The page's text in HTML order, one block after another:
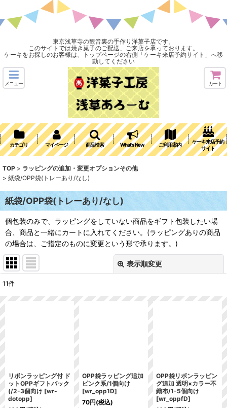
東京浅草寺の観音裏の手作り洋菓子店です。
このサイトでは焼き菓子のご配送、ご来店を承っております。
ケーキをお探しのお客様は、トップページの右側「ケーキ来店予約サイト」へ移
動してください
メニュー カート
カテゴリ マイページ 商品検索 What's New ご利用案内
ケーキ来店予約
サイト
TOP > ラッピングの追加・変更オプションその他
> 紙袋/OPP袋(トレーあり/なし)
紙袋/OPP袋(トレーあり/なし)
個包装のみで、ラッピングをしていない商品をギフト包装したい場
合、商品と一緒にカートに入れてください。(ラッピングありの商品
の場合は、ご指定のものに変更という形で承ります。)
表示順変更
11件
リボンラッピング付 ド
ットOPPギフトバック
(/2-3個向け [wr-
dotopp]
OPP袋ラッピング追加
ピンク系/1個向け
[wr_opp1D]
70円(税込)
OPP袋リボンラッピン
グ追加 透明×カラー不
織布/1-5個向け
[wr_oppfD]